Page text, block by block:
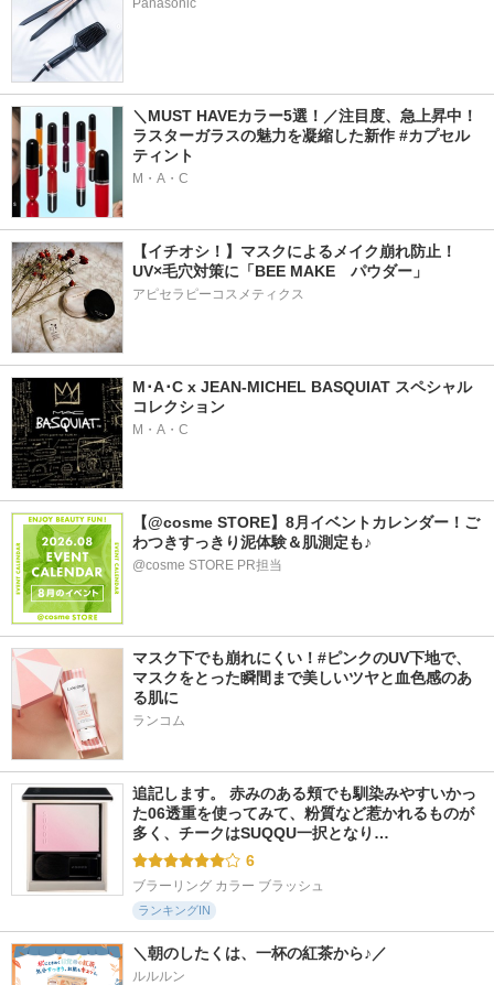
Panasonic
＼MUST HAVEカラー5選！／注目度、急上昇中！
ラスターガラスの魅力を凝縮した新作 #カプセル
ティント
M・A・C
【イチオシ！】マスクによるメイク崩れ防止！
UV×毛穴対策に「BEE MAKE　パウダー」
アピセラピーコスメティクス
M･A･C x JEAN-MICHEL BASQUIAT スペシャル
コレクション
M・A・C
【@cosme STORE】8月イベントカレンダー！ご
わつきすっきり泥体験＆肌測定も♪
@cosme STORE PR担当
マスク下でも崩れにくい！#ピンクのUV下地で、
マスクをとった瞬間まで美しいツヤと血色感のあ
る肌に
ランコム
追記します。 赤みのある頬でも馴染みやすいかっ
た06透重を使ってみて、粉質など惹かれるものが
多く、チークはSUQQU一択となり…
6
ブラーリング カラー ブラッシュ
ランキングIN
＼朝のしたくは、一杯の紅茶から♪／
ルルルン